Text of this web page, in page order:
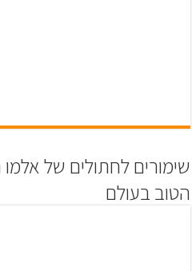
שימורים לחתולים של אלמו
הטוב בעולם